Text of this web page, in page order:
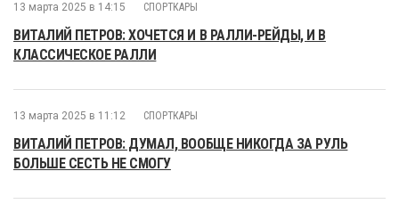
13 марта 2025 в 14:15 СПОРТКАРЫ
ВИТАЛИЙ ПЕТРОВ: ХОЧЕТСЯ И В РАЛЛИ-РЕЙДЫ, И В
КЛАССИЧЕСКОЕ РАЛЛИ
13 марта 2025 в 11:12 СПОРТКАРЫ
ВИТАЛИЙ ПЕТРОВ: ДУМАЛ, ВООБЩЕ НИКОГДА ЗА РУЛЬ
БОЛЬШЕ СЕСТЬ НЕ СМОГУ